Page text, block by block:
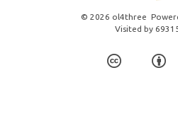
© 2026 ol4three
Visited by